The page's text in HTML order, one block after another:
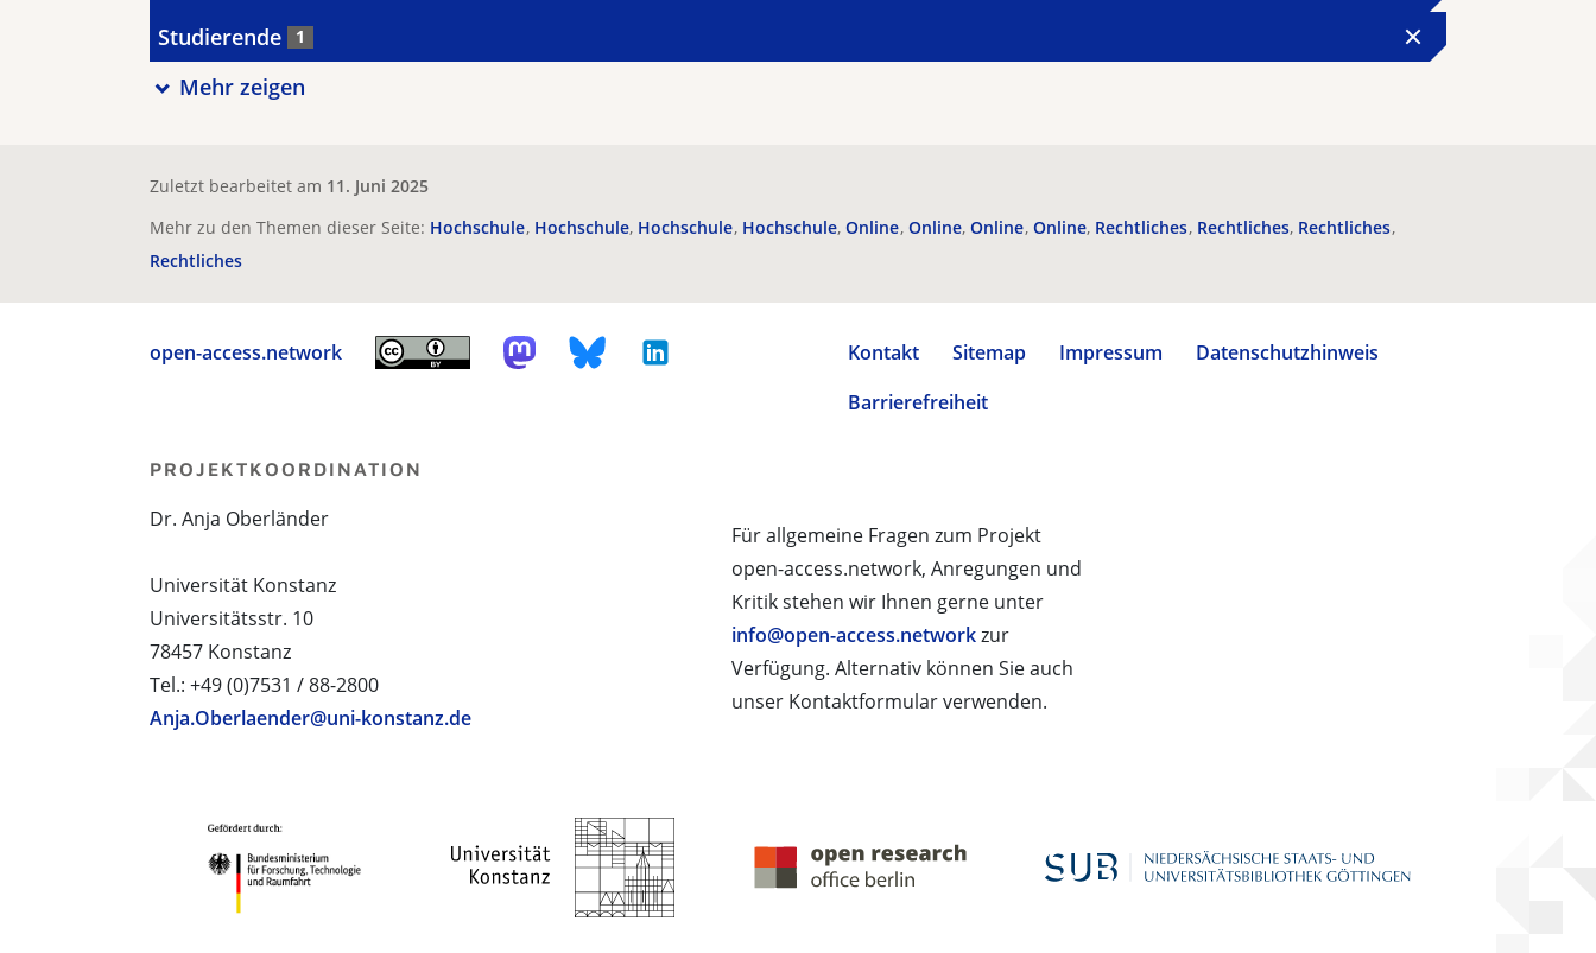
Studierende 1
Mehr zeigen
Zuletzt bearbeitet am 11. Juni 2025
Mehr zu den Themen dieser Seite: Hochschule Hochschule Hochschule Hochschule Online Online Online Online Rechtliches Rechtliches Rechtliches
Rechtliches
open-access.network Kontakt Sitemap Impressum
Datenschutzhinweis
Barrierefreiheit
Für allgemeine Fragen zum Projekt
open-access.network, Anregungen und
Kritik stehen wir Ihnen gerne unter
info@open-access.networkzur
Verfügung. Alternativ können Sie auch
unser Kontaktformular verwenden.
PROJEKTKOORDINATION
Dr. Anja Oberländer
Universität Konstanz
Universitätsstr. 10
78457 Konstanz
Tel.: +49 (0)7531 / 88-2800
Anja.Oberlaender@uni-konstanz.de